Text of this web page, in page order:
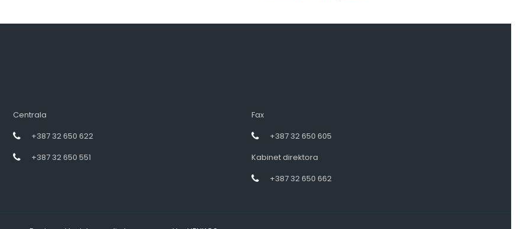
Centrala
+387 32 650 622
+387 32 650 551
Fax
+387 32 650 605
Kabinet direktora
+387 32 650 662